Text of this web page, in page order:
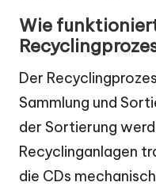
Wie
Der
Sammlung und
der Sortierung
Recyclinganlagen
die CDs